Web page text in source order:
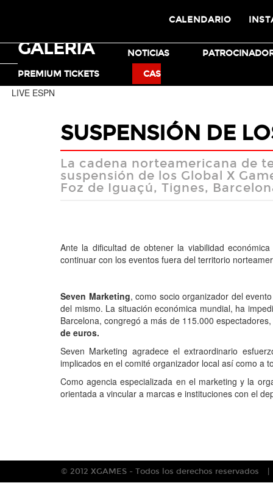
TICKETS
GALERÍA NOTICIAS
PREMIUM TICKETS
CAS
CALENDARIO
MOTO X
LIVE ESPN
SUSPENSIÓN DE
La cadena norteamericana de
suspensión de los Global X
Foz de Iguaçú, Tignes,
Ante la dificultad de obtener la viabilidad
continuar con los eventos fuera del territorio
Seven Marketing, como socio organizador del
del mismo. La situación económica mundial, ha
Barcelona, congregó a más de 115.000
de euros.
Seven Marketing agradece el extraordinario
implicados en el comité organizador local así como a
Como agencia especializada en el marketing y la
orientada a vincular a marcas e instituciones con el
© 2012 XGAMES - Todos los derechos reservados